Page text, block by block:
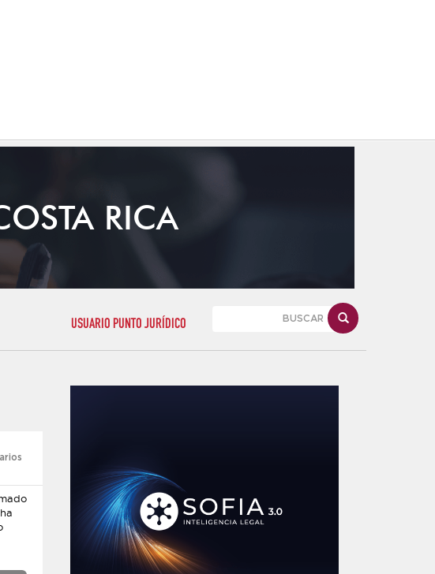
RICA
USUARIO PUNTO JURÍDICO